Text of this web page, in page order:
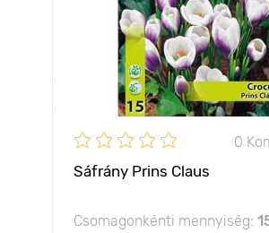
0
Sáfrány Prins Claus
Csomagonkénti mennyiség: